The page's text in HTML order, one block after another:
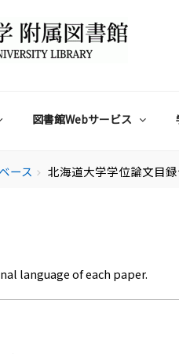
図書館Webサービス
ース chevron_right 北海道大学学位論文目
language of each paper.